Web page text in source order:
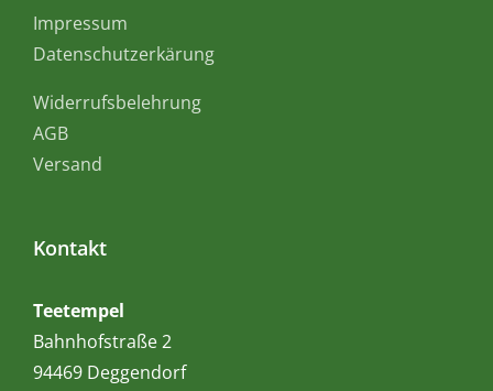
Impressum
Datenschutzerkärung
Widerrufsbelehrung
AGB
Versand
Kontakt
Teetempel
Bahnhofstraße 2
94469 Deggendorf